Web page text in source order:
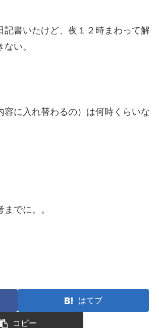
書いたけど、夜１２時まわって解
い。
に入れ替わるの）は何時くらいな
でに。。
はてブ
コピー